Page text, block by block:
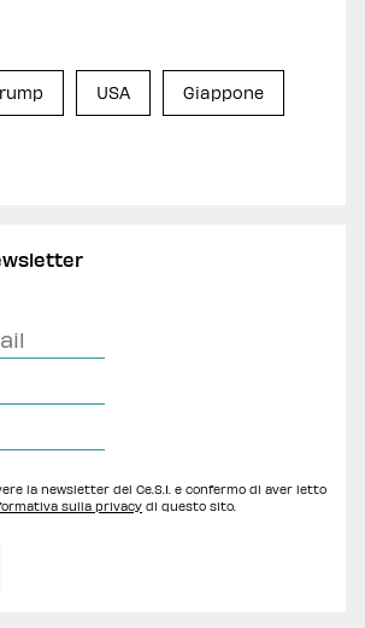
USA Giappone
la newsletter del Ce.S.I. e confermo di aver letto
sulla privacy di questo sito.